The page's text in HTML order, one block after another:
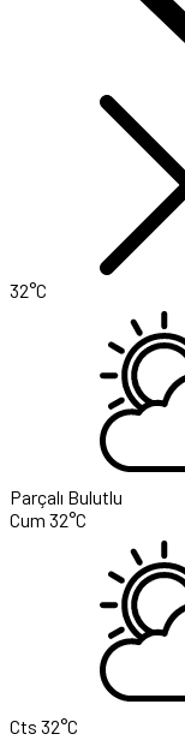
32°C
Parçalı Bulutlu
Cum 32°C
Cts 32°C